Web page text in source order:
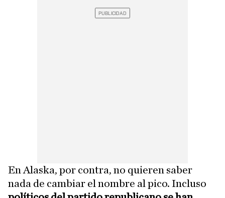
En Alaska, por contra, no quieren saber
nada de cambiar el nombre al pico. Incluso